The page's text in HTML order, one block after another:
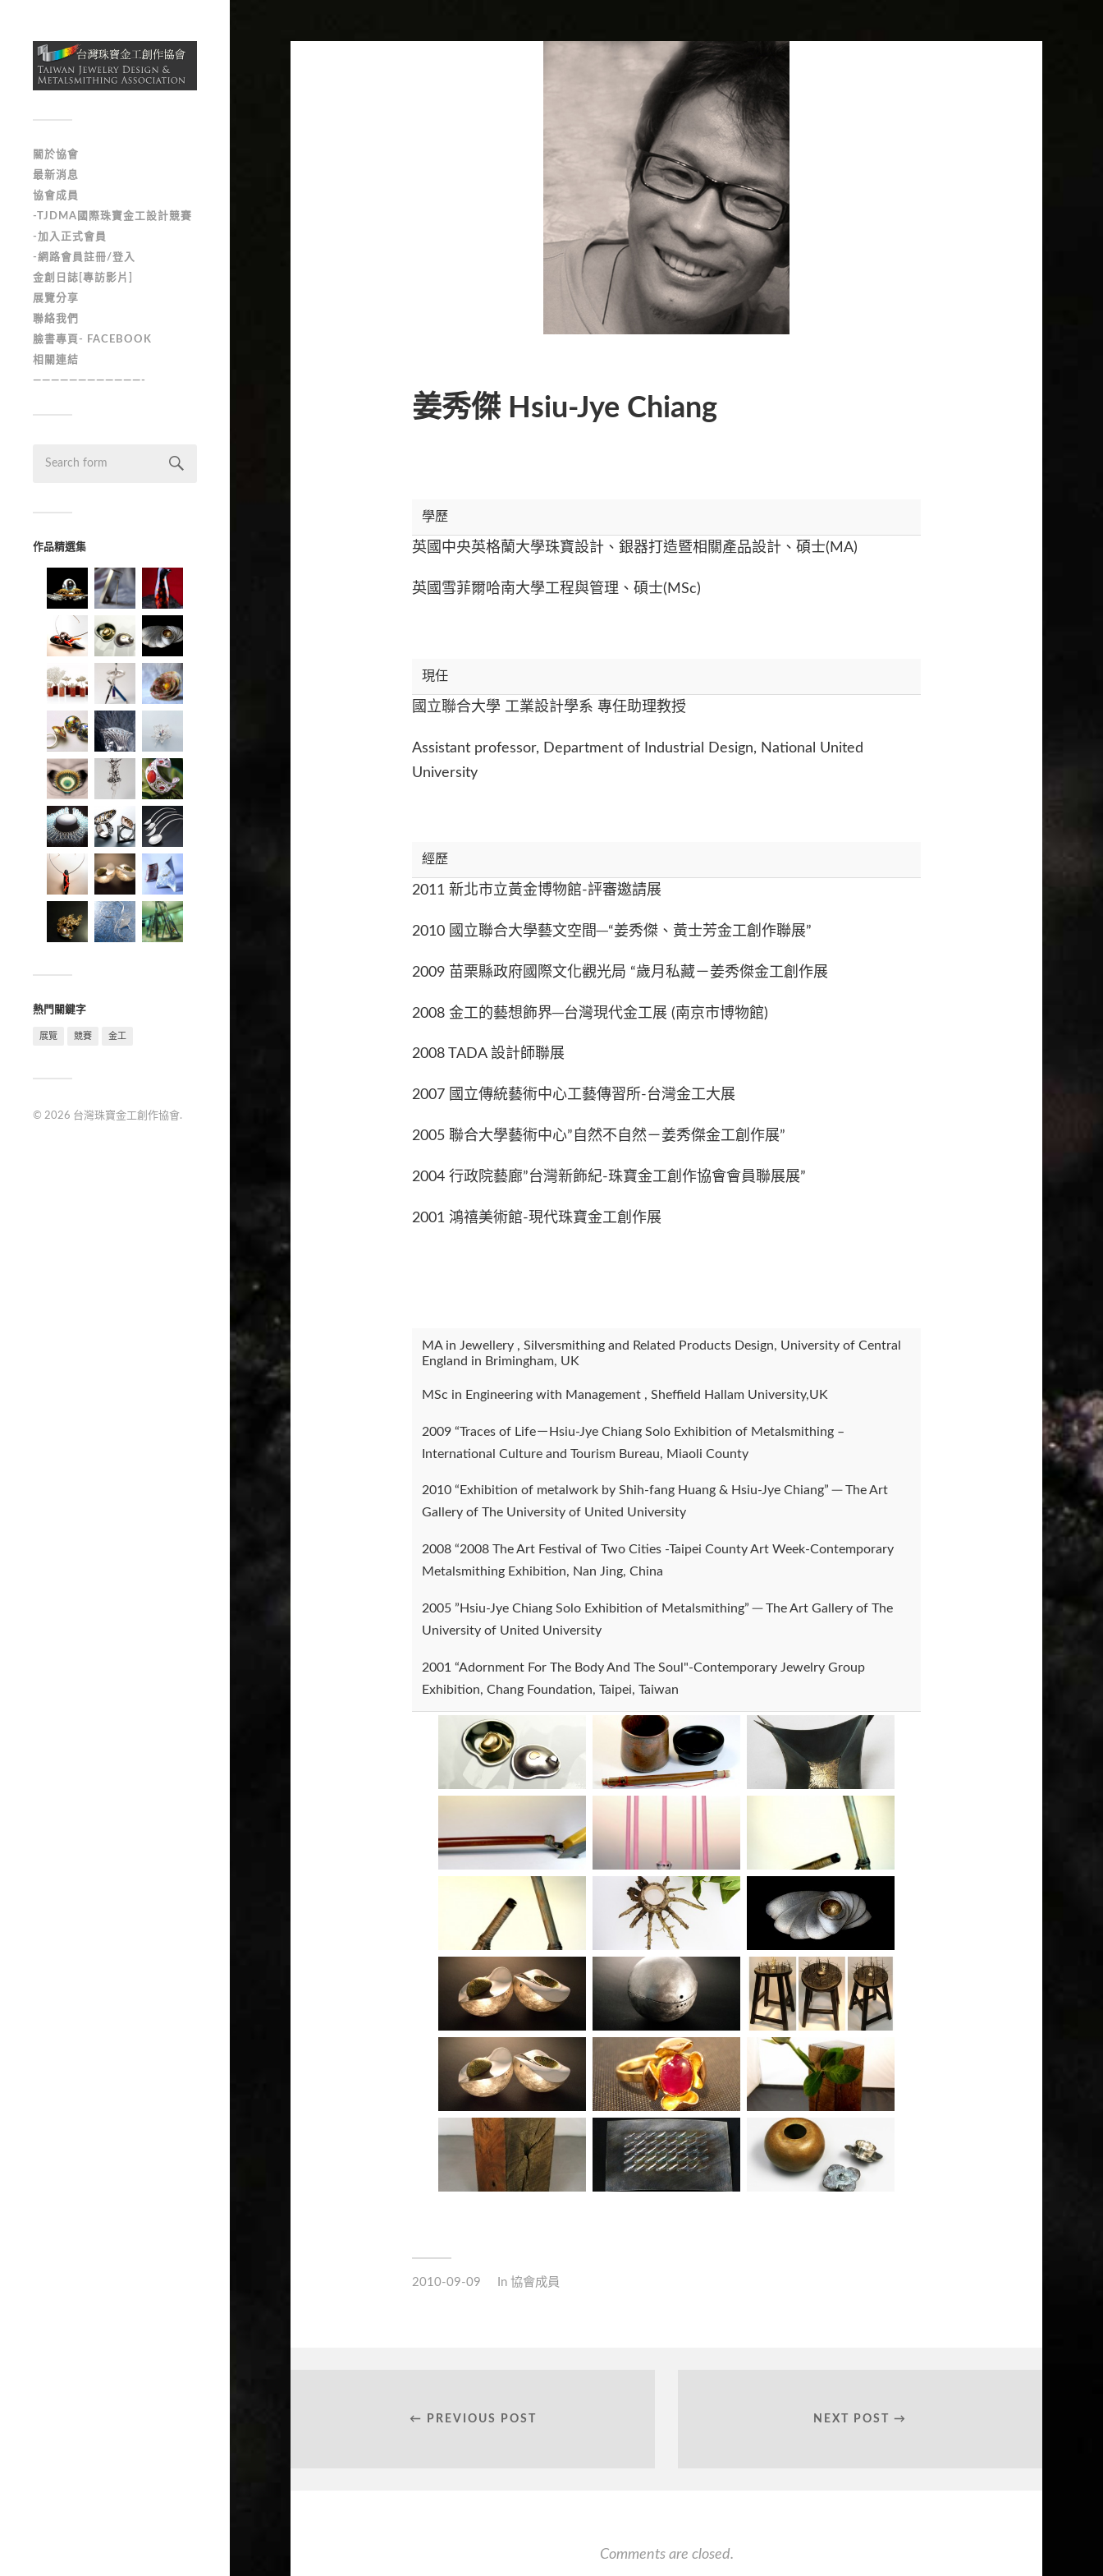
關於協會
最新消息
協會成員
-TJDMA國際珠寶金工設計競賽
-加入正式會員
-網路會員註冊/登入
金創日誌[專訪影片]
展覽分享
聯絡我們
臉書專頁- FACEBOOK
相關連結
————————————-
作品精選集
熱門關鍵字
展覽 競賽 金工
© 2026 台灣珠寶金工創作協會.
姜秀傑 Hsiu-Jye Chiang
學歷
英國中央英格蘭大學珠寶設計、銀器打造暨相關產品設計、碩士(MA)
英國雪菲爾哈南大學工程與管理、碩士(MSc)
現任
國立聯合大學 工業設計學系 專任助理教授
Assistant professor, Department of Industrial Design, National United
University
經歷
2011 新北市立黃金博物館-評審邀請展
2010 國立聯合大學藝文空間─“姜秀傑、黃士芳金工創作聯展”
2009 苗栗縣政府國際文化觀光局 “歲月私藏－姜秀傑金工創作展
2008 金工的藝想飾界─台灣現代金工展 (南京市博物館)
2008 TADA 設計師聯展
2007 國立傳統藝術中心工藝傳習所-台灣金工大展
2005 聯合大學藝術中心”自然不自然－姜秀傑金工創作展”
2004 行政院藝廊”台灣新飾紀-珠寶金工創作協會會員聯展展”
2001 鴻禧美術館-現代珠寶金工創作展
MA in Jewellery , Silversmithing and Related Products Design, University of Central
England in Brimingham, UK
MSc in Engineering with Management , Sheffield Hallam University,UK
2009 “Traces of Life－Hsiu-Jye Chiang Solo Exhibition of Metalsmithing –
International Culture and Tourism Bureau, Miaoli County
2010 “Exhibition of metalwork by Shih-fang Huang & Hsiu-Jye Chiang” ─ The Art
Gallery of The University of United University
2008 “2008 The Art Festival of Two Cities -Taipei County Art Week-Contemporary
Metalsmithing Exhibition, Nan Jing, China
2005 ”Hsiu-Jye Chiang Solo Exhibition of Metalsmithing” ─ The Art Gallery of The
University of United University
2001 “Adornment For The Body And The Soul"-Contemporary Jewelry Group
Exhibition, Chang Foundation, Taipei, Taiwan
2010-09-09 In 協會成員
← PREVIOUS POST NEXT POST →
Comments are closed.